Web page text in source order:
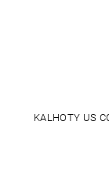
KALHOTY US